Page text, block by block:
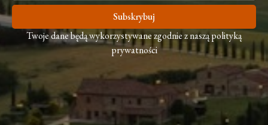
Subskrybuj
Twoje dane będą wykorzystywane zgodnie z naszą polityką
prywatności